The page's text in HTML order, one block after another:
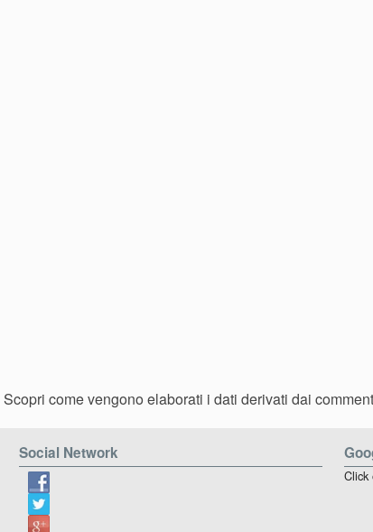
Scopri come vengono elaborati i dati derivati dai
Social Network
Click